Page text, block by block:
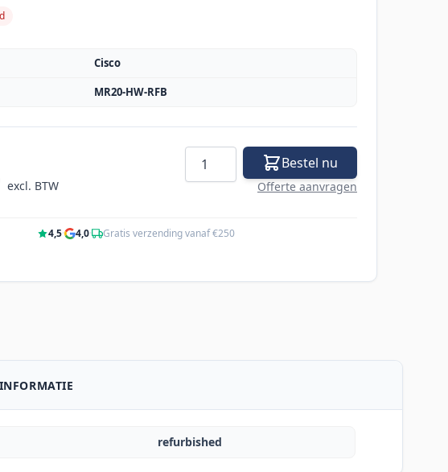
Cisco
MR20-HW-RFB
excl. BTW
Aantal Bestel nu
Offerte aanvragen
4,5· 4,0· Gratis verzending vanaf €250
refurbished